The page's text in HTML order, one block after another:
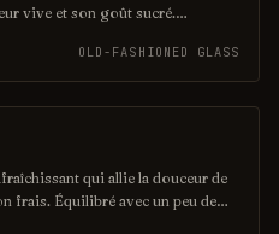
vive et son goût sucré.
pour les fêtes et les soirées
ludique en font un choix
à s'amuser.
OLD-FASHIONED GLASS
qui allie la douceur de
frais. Équilibré avec un peu de